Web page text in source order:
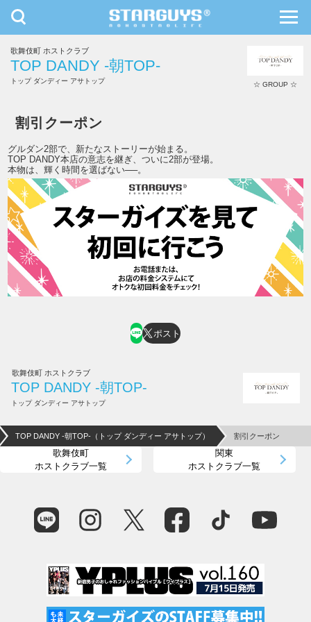
九州・沖縄 北海道・東北
toggle
navigation
歌舞伎町 ホストクラブ
TOP DANDY -朝TOP-
トップ ダンディー アサトップ ☆ GROUP ☆
割引クーポン
グルダン2部で、新たなストーリーが始まる。
TOP DANDY本店の意志を継ぎ、ついに2部が登場。
本物は、輝く時間を選ばない──。
ポスト
歌舞伎町 ホストクラブ
TOP DANDY -朝TOP-
トップ ダンディー アサトップ
TOP DANDY -朝TOP-（トップ ダンディー アサトップ） 割引クーポン
歌舞伎町
ホストクラブ一覧
関東
ホストクラブ一覧